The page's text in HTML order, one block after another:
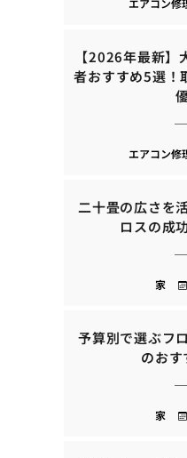
エアコン修
【2026年最新
者おすすめ5選！
エアコン修
二十畳の広さを
ロスの成
家
予算別で選ぶフ
のおす
家